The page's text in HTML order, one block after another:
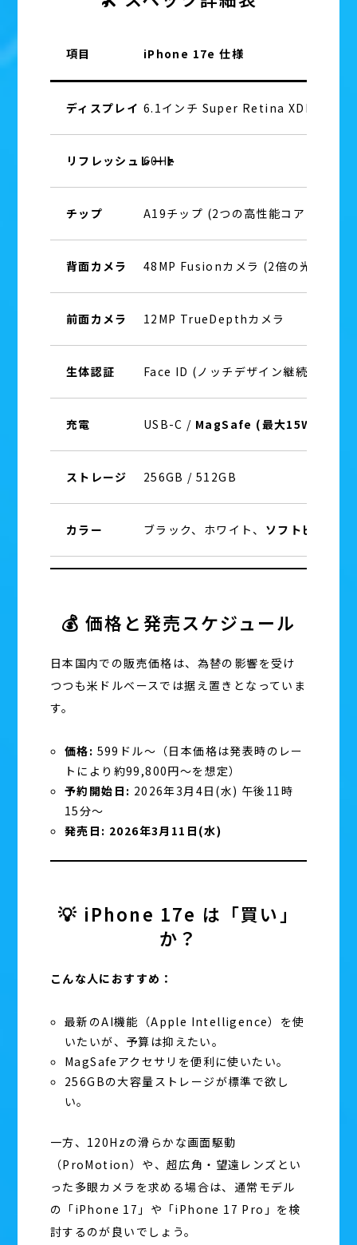
項目 iPhone 17e 仕様
ディスプレイ 6.1インチ Super Retina XDR (有機
リフレッシュレート
60Hz
チップ A19チップ (2つの高性能コア / 4つの
背面カメラ 48MP Fusionカメラ (2倍の光学相当
前面カメラ 12MP TrueDepthカメラ
生体認証 Face ID (ノッチデザイン継続)
充電 USB-C / MagSafe (最大15W)
ストレージ 256GB / 512GB
カラー ブラック、ホワイト、 ソフトピンク
💰 価格と発売スケジュール
日本国内での販売価格は、為替の影響を受け
つつも米ドルベースでは据え置きとなっていま
す。
価格: 599ドル〜（日本価格は発表時のレー
トにより約99,800円〜を想定）
予約開始日: 2026年3月4日(水) 午後11時
15分〜
発売日: 2026年3月11日(水)
💡 iPhone 17e は「買い」
か？
こんな人におすすめ：
最新のAI機能（Apple Intelligence）を使
いたいが、予算は抑えたい。
MagSafeアクセサリを便利に使いたい。
256GBの大容量ストレージが標準で欲し
い。
一方、120Hzの滑らかな画面駆動
（ProMotion）や、超広角・望遠レンズとい
った多眼カメラを求める場合は、通常モデル
の「iPhone 17」や「iPhone 17 Pro」を検
討するのが良いでしょう。